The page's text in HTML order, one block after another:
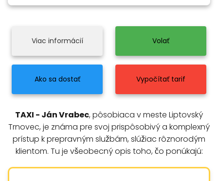
Viac informácií Volať
Ako sa dostať Vypočítať tarif
TAXI - Ján Vrabec, pôsobiaca v meste Liptovský
Trnovec, je známa pre svoj prispôsobivý a komplexný
prístup k prepravným službám, slúžiac rôznorodým
klientom. Tu je všeobecný opis toho, čo ponúkajú: